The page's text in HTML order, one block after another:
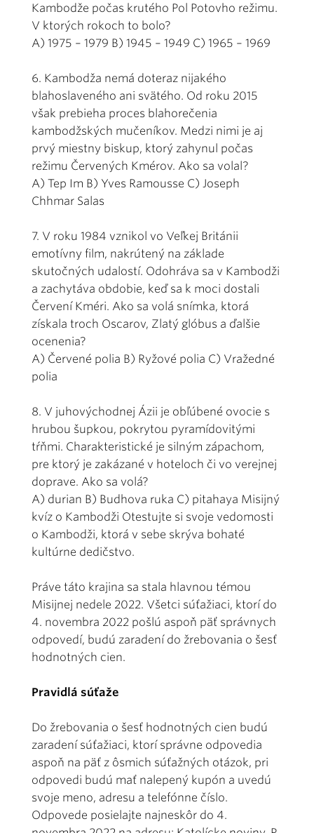
Kambodže počas krutého Pol Potovho režimu.
V ktorých rokoch to bolo?
A) 1975 – 1979 B) 1945 – 1949 C) 1965 – 1969
6. Kambodža nemá doteraz nijakého
blahoslaveného ani svätého. Od roku 2015
však prebieha proces blahorečenia
kambodžských mučeníkov. Medzi nimi je aj
prvý miestny biskup, ktorý zahynul počas
režimu Červených Kmérov. Ako sa volal?
A) Tep Im B) Yves Ramousse C) Joseph
Chhmar Salas
7. V roku 1984 vznikol vo Veľkej Británii
emotívny film, nakrútený na základe
skutočných udalostí. Odohráva sa v Kambodži
a zachytáva obdobie, keď sa k moci dostali
Červení Kméri. Ako sa volá snímka, ktorá
získala troch Oscarov, Zlatý glóbus a ďalšie
ocenenia?
A) Červené polia B) Ryžové polia C) Vražedné
polia
8. V juhovýchodnej Ázii je obľúbené ovocie s
hrubou šupkou, pokrytou pyramídovitými
tŕňmi. Charakteristické je silným zápachom,
pre ktorý je zakázané v hoteloch či vo verejnej
doprave. Ako sa volá?
A) durian B) Budhova ruka C) pitahaya Misijný
kvíz o Kambodži Otestujte si svoje vedomosti
o Kambodži, ktorá v sebe skrýva bohaté
kultúrne dedičstvo.
Práve táto krajina sa stala hlavnou témou
Misijnej nedele 2022. Všetci súťažiaci, ktorí do
4. novembra 2022 pošlú aspoň päť správnych
odpovedí, budú zaradení do žrebovania o šesť
hodnotných cien.
Pravidlá súťaže
Do žrebovania o šesť hodnotných cien budú
zaradení súťažiaci, ktorí správne odpovedia
aspoň na päť z ôsmich súťažných otázok, pri
odpovedi budú mať nalepený kupón a uvedú
svoje meno, adresu a telefónne číslo.
Odpovede posielajte najneskôr do 4.